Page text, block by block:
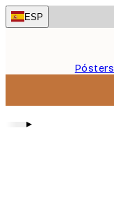
Skip
to
ESP
Pósters
▸